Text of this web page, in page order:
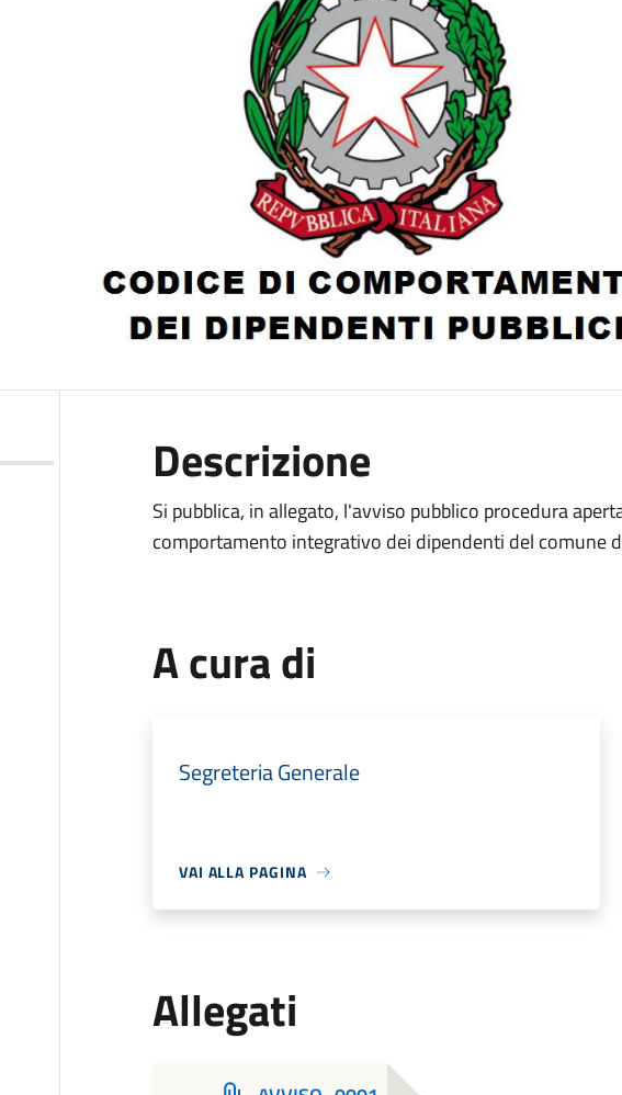
Descrizione
Si pubblica, in allegato, l'avviso pubblico procedura
comportamento integrativo dei dipendenti del comune
A cura di
Segreteria Generale
VAI ALLA PAGINA
Allegati